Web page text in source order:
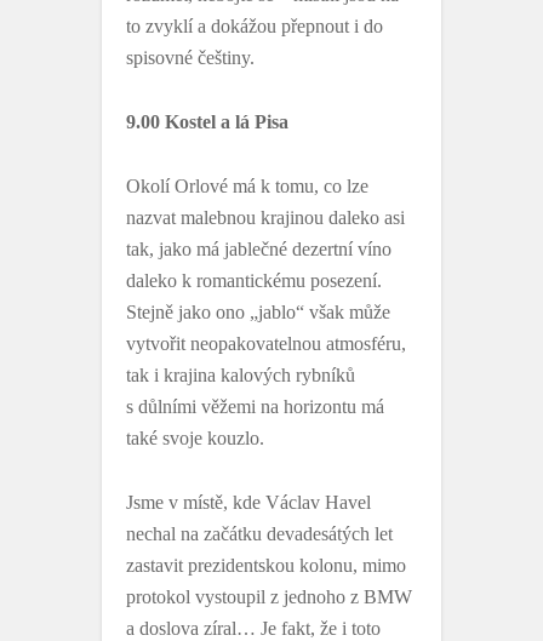
to zvyklí a dokážou přepnout i do
spisovné češtiny.
9.00 Kostel a lá Pisa
Okolí Orlové má k tomu, co lze
nazvat malebnou krajinou daleko asi
tak, jako má jablečné dezertní víno
daleko k romantickému posezení.
Stejně jako ono „jablo“ však může
vytvořit neopakovatelnou atmosféru,
tak i krajina kalových rybníků
s důlními věžemi na horizontu má
také svoje kouzlo.
Jsme v místě, kde Václav Havel
nechal na začátku devadesátých let
zastavit prezidentskou kolonu, mimo
protokol vystoupil z jednoho z BMW
a doslova zíral… Je fakt, že i toto